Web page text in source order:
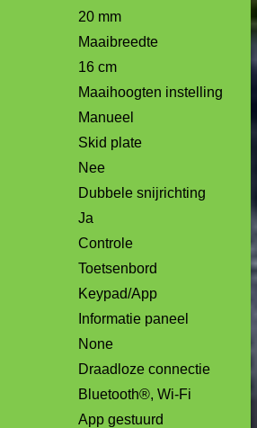
20 mm
Maaibreedte
16 cm
Maaihoogten instelling
Manueel
Skid plate
Nee
Dubbele snijrichting
Ja
Controle
Toetsenbord
Keypad/App
Informatie paneel
None
Draadloze connectie
Bluetooth®, Wi-Fi
App gestuurd